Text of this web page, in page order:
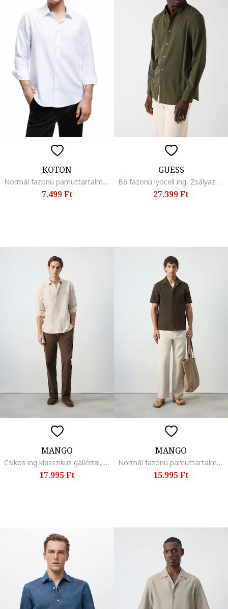
KOTON
Normál fazonú pamuttartalmú ing
7.499 Ft
GUESS
Bő fazonú lyocell ing, Zsályazöld
27.399 Ft
MANGO
Csíkos ing klasszikus gallérral, Világosbézs
17.995 Ft
MANGO
Normál fazonú pamuttartalmú ing, Fangóbarna,
15.995 Ft